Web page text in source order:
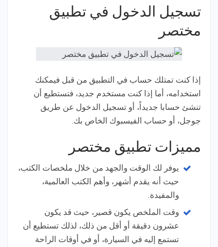
تسجيل الدخول في تطبيق
مختصر
إذا كنت تمتلك حساب في التطبيق من قبل فيمكنك
استخدامه، أما إذا كنت مستخدم جديد، فتستطيع أن
تنشئ حسابا جديداً، أو تسجيل الدخول عن طريق
جوجل، أو حساب الفيسبوك الخاص بك.
مميزات تطبيق مختصر
يوفر لك الوقت والجهد من خلال ملخصات الكتب،
حيث أنه يقدم أشهر، وأهم الكتب العالمية،
والمفيدة.
وقت الملخص يكون قصير، حيث قد يكون
عشرون دقيقة أو أقل من ذلك، لذلك تستطيع أن
تستمع إليه في السيارة، أو في أوقات الراحة